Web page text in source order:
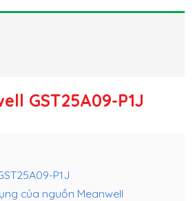
GST25A09-P1J
P1J
của nguồn Meanwell